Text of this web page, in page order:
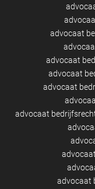
advocaat
advocaat
advocaat
advocaat
advocaat
advocaat